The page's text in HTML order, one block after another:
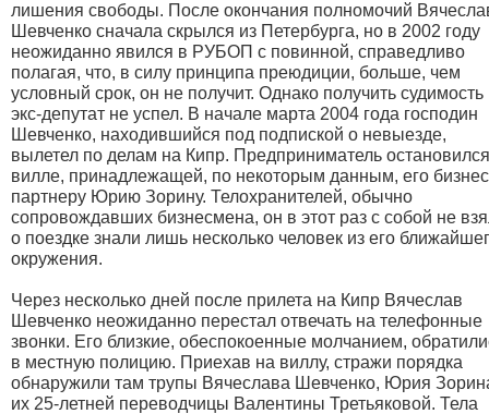
лишения свободы. После окончания полномочий
Шевченко сначала скрылся из Петербурга, но в 2002 году
неожиданно явился в РУБОП с повинной, справедливо
полагая, что, в силу принципа преюдиции, больше, чем
условный срок, он не получит. Однако получить судимость
экс-депутат не успел. В начале марта 2004 года господин
Шевченко, находившийся под подпиской о невыезде,
вылетел по делам на Кипр. Предприниматель
вилле, принадлежащей, по некоторым данным, его
партнеру Юрию Зорину. Телохранителей, обычно
сопровождавших бизнесмена, он в этот раз с собой не
о поездке знали лишь несколько человек из его
окружения.
Через несколько дней после прилета на Кипр Вячеслав
Шевченко неожиданно перестал отвечать на телефонные
звонки. Его близкие, обеспокоенные молчанием,
в местную полицию. Приехав на виллу, стражи порядка
обнаружили там трупы Вячеслава Шевченко, Юрия
их 25-летней переводчицы Валентины Третьяковой. Тела